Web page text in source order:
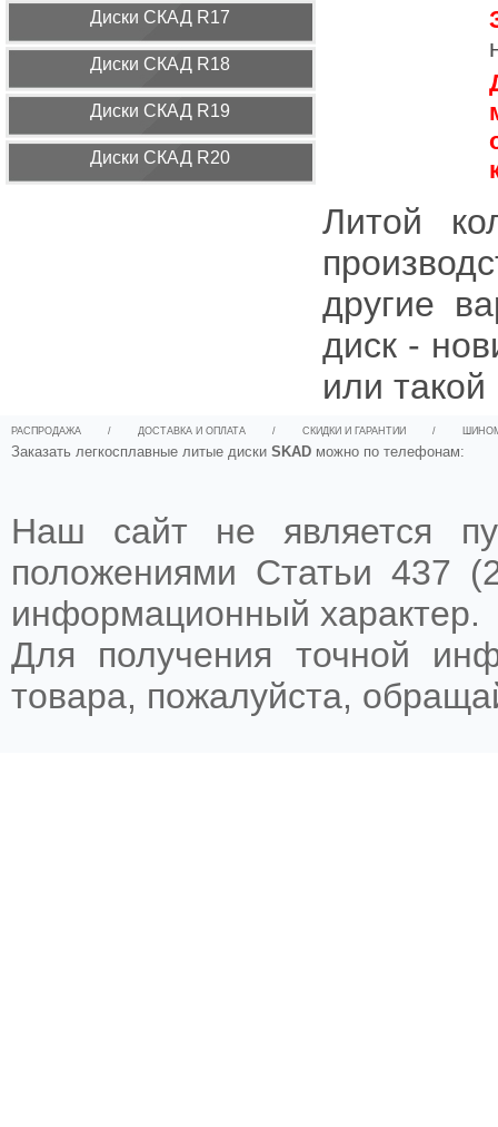
Диcки СКАД R17
Диcки СКАД R18
Диcки СКАД R19
Диcки СКАД R20
Литой
другие
диск -
или
РАСПРОДАЖА / ДОСТАВКА И ОПЛАТА / СКИДКИ И ГАРАНТИИ /
Заказать легкосплавные литые диски SKAD можно по телефонам:
Наш сайт не является
положениями Статьи 437
информационный характер.
Для получения точной
товара, пожалуйста,